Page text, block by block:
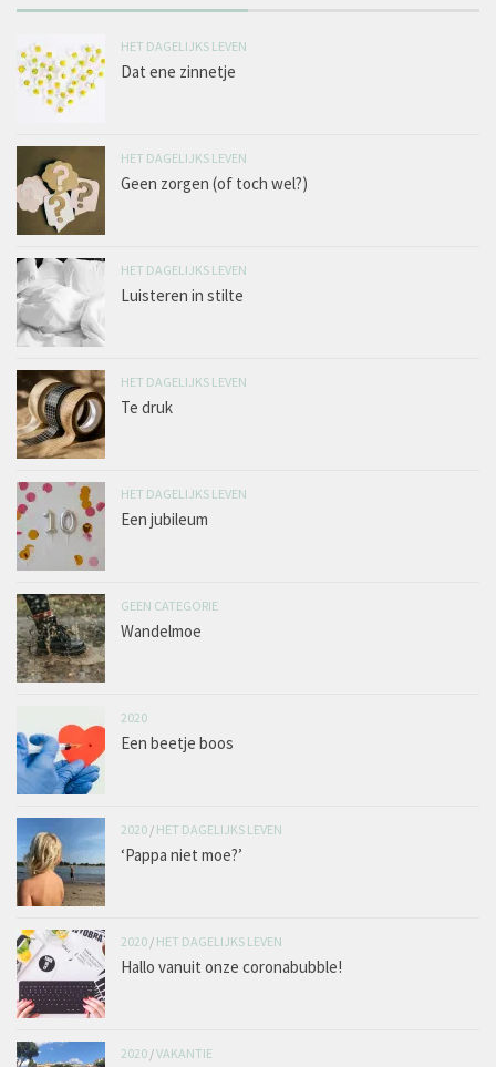
HET DAGELIJKS LEVEN
Dat ene zinnetje
HET DAGELIJKS LEVEN
Geen zorgen (of toch wel?)
HET DAGELIJKS LEVEN
Luisteren in stilte
HET DAGELIJKS LEVEN
Te druk
HET DAGELIJKS LEVEN
Een jubileum
GEEN CATEGORIE
Wandelmoe
2020
Een beetje boos
2020 / HET DAGELIJKS LEVEN
‘Pappa niet moe?’
2020 / HET DAGELIJKS LEVEN
Hallo vanuit onze coronabubble!
2020 /VAKANTIE